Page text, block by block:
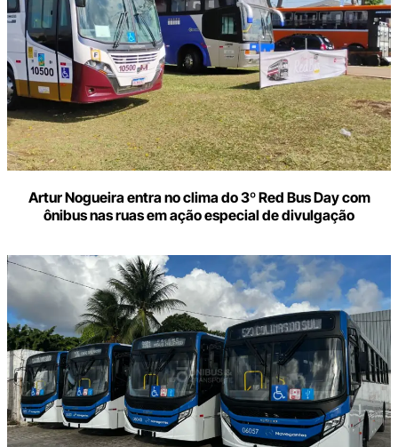
Artur Nogueira entra no clima do 3º Red Bus Day com
ônibus nas ruas em ação especial de divulgação